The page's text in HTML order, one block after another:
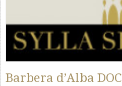
Barbera d’Alba DOC